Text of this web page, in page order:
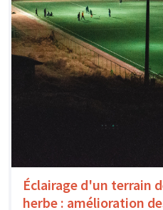
Éclairage d'un terrain
herbe : amélioration